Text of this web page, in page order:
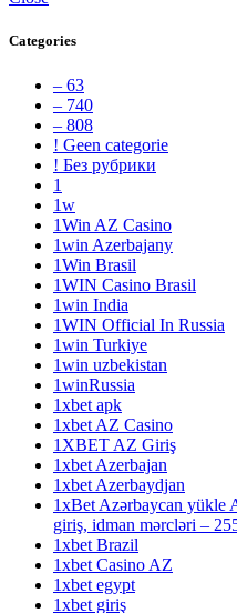
Categories
– 63
– 740
– 808
! Geen categorie
! Без рубрики
1
1w
1Win AZ Casino
1win Azerbajany
1Win Brasil
1WIN Casino Brasil
1win India
1WIN Official In Russia
1win Turkiye
1win uzbekistan
1winRussia
1xbet apk
1xbet AZ Casino
1XBET AZ Giriş
1xbet Azerbajan
1xbet Azerbaydjan
1xBet Azərbaycan yükle
giriş, idman mərcləri –
1xbet Brazil
1xbet Casino AZ
1xbet egypt
1xbet giriş